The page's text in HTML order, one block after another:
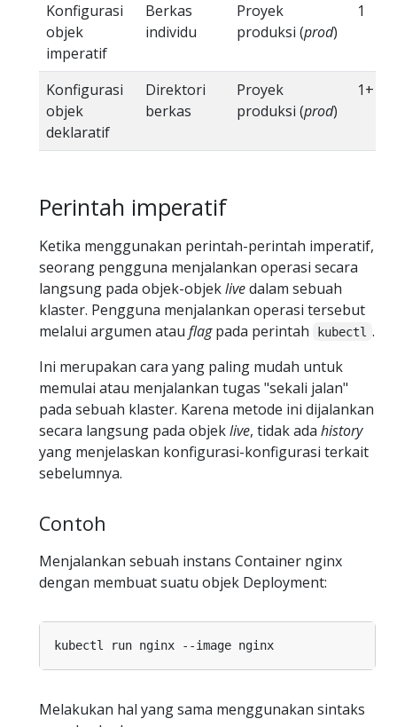
Konfigurasi
objek
imperatif
Berkas
individu
Proyek
produksi (prod)
1
Konfigurasi
objek
deklaratif
Direktori
berkas
Proyek
produksi (prod)
1+
Perintah imperatif
Ketika menggunakan perintah-perintah imperatif,
seorang pengguna menjalankan operasi secara
langsung pada objek-objeklivedalam sebuah
klaster. Pengguna menjalankan operasi tersebut
melalui argumen atau flagpada perintah kubectl .
Ini merupakan cara yang paling mudah untuk
memulai atau menjalankan tugas "sekali jalan"
pada sebuah klaster. Karena metode ini dijalankan
secara langsung pada objeklive, tidak ada history
yang menjelaskan konfigurasi-konfigurasi terkait
sebelumnya.
Contoh
Menjalankan sebuah instans Container nginx
dengan membuat suatu objek Deployment:
Melakukan hal yang sama menggunakan sintaks